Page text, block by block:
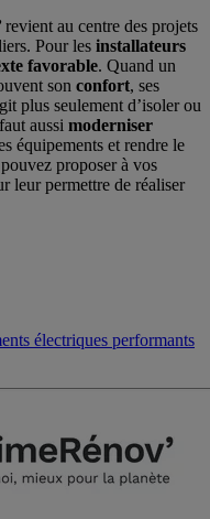
revient au centre des projets
Pour les installateurs
favorable. Quand un
son confort, ses
plus seulement d’isoler ou
aussi moderniser
équipements et rendre le
proposer à vos
leur permettre de réaliser
électriques performants